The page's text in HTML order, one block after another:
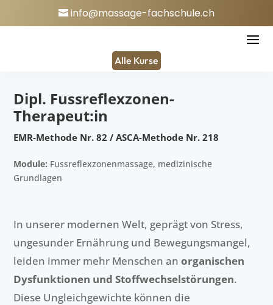
info@massage-fachschule.ch
Alle Kurse
Dipl. Fussreflexzonen-
Therapeut:in
EMR-Methode Nr. 82 / ASCA-Methode Nr. 218
Module: Fussreflexzonenmassage, medizinische
Grundlagen
In unserer modernen Welt, geprägt von Stress,
ungesunder Ernährung und Bewegungsmangel,
leiden immer mehr Menschen anorganischen
Dysfunktionen und Stoffwechselstörungen.
Diese Ungleichgewichte können die